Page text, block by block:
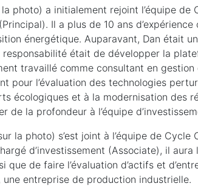
photo) a initialement rejoint l’équipe
Il a plus de 10 ans
énergétique. Auparavant, Dan était
était de développer la
travaillé comme consultant en
pour l’évaluation des technologies
écologiques et à la modernisation des
de la profondeur à l’équipe
la photo) s’est joint à l’équipe de Cycle
d’investissement (Associate), il
que de faire l’évaluation d’actifs et
une entreprise de production industrielle.